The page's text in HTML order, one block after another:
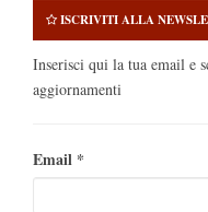
ISCRIVITI ALLA
Inserisci qui la tua email e
aggiornamenti
Email *